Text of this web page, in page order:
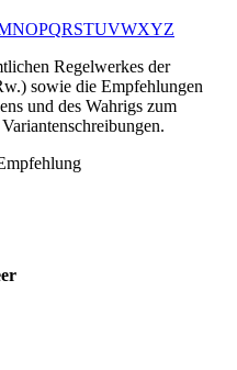
NOPQRSTUVWXYZ
Regelwerkes der
sowie die Empfehlungen
und des Wahrigs zum